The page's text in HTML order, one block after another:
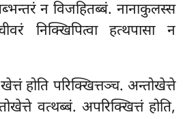
न विजहितब्बं. नानाकुलस्स
निक्खिपित्वा हत्थपासा न
होति परिक्खित्तञ्च. अन्तोखेत्ते
वत्थब्बं. अपरिक्खित्तं होति,